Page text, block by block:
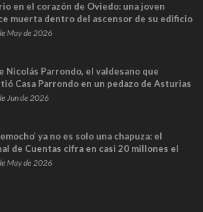
en el corazón de Oviedo: una joven
muerta dentro del ascensor de su edificio
captan sus últimos minutos
May de 2026
Nicolás Parrondo, el valdesano que
Casa Parrondo en un pedazo de Asturias
Jun de 2026
ya no es solo una chapuza: el
de Cuentas cifra en casi 20 millones el
de los trenes que no cabían por los
May de 2026